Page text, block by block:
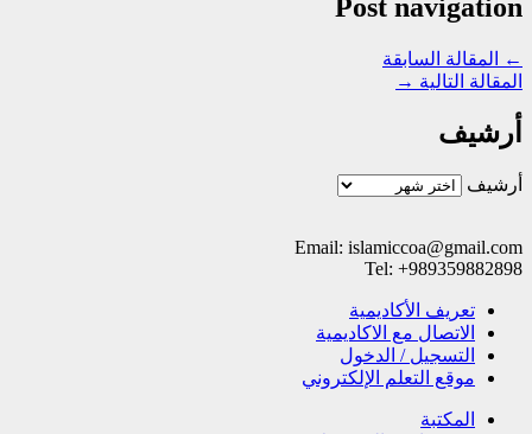
Post navigation
←
المقالة السابقة
المقالة التالية →
أرشيف
أرشيف
Email: islamiccoa@gmail.com
Tel: +989359882898
تعریف الأکادیمیة
الاتصال مع الاکادیمیة
التسجیل / الدخول
موقع التعلم الإلکتروني
المکتبة